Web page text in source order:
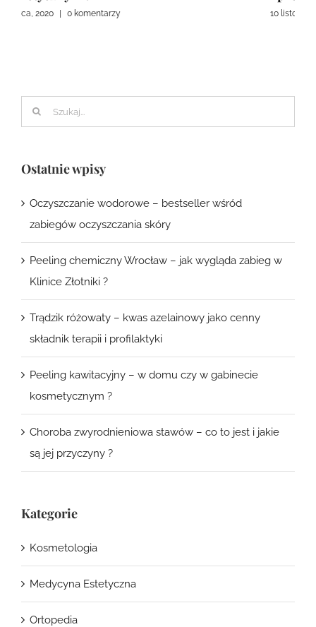
10 listopada, 2020 | 0 komentarzy 0 komentarzy
Szukaj
Ostatnie wpisy
Oczyszczanie wodorowe – bestseller wśród
zabiegów oczyszczania skóry
Peeling chemiczny Wrocław – jak wygląda zabieg w
Klinice Złotniki ?
Trądzik różowaty – kwas azelainowy jako cenny
składnik terapii i profilaktyki
Peeling kawitacyjny – w domu czy w gabinecie
kosmetycznym ?
Choroba zwyrodnieniowa stawów – co to jest i jakie
są jej przyczyny ?
Kategorie
Kosmetologia
Medycyna Estetyczna
Ortopedia